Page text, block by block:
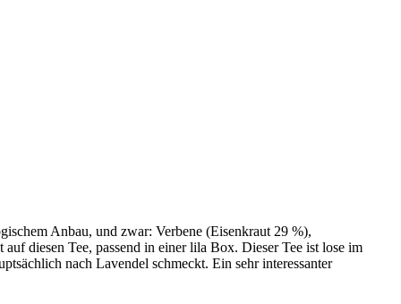
Anbau, und zwar: Verbene (Eisenkraut 29 %),
auf diesen Tee, passend in einer lila Box. Dieser Tee ist lose im
nach Lavendel schmeckt. Ein sehr interessanter